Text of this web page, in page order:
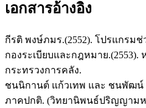
เอกสารอ้างอิง
กีรติ พงษ์ภมร.(2552). โปรแกร
กองระเบียบและกฎหมาย
กระทรวงการคลัง.
ชนนิกานต์ แก้วเทพ และ ชนพัฒน์
ภาคปกติ. (วิทยานิพนธ์ปริญญาม